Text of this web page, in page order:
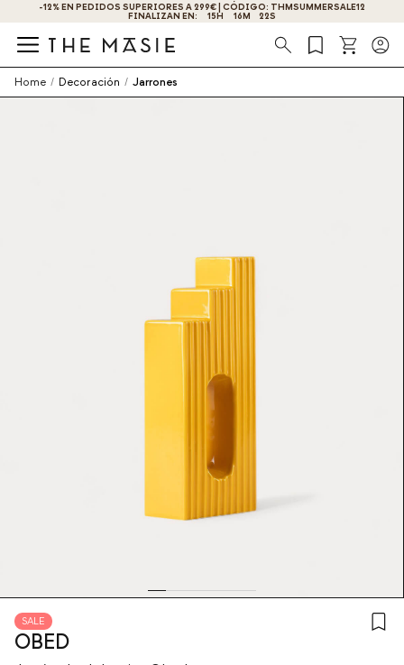
-12% EN PEDIDOS SUPERIORES A 299€ | CÓDIGO: THMSUMMERSALE12
FINALIZAN EN: 15H 16M 21S
Búsqueda
Home / Decoración / Jarrones
SALE
OBED